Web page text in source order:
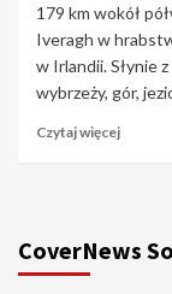
179 km wokół
Iveragh w
w Irlandii. Słynie
wybrzeży, gór,
Czytaj więcej
CoverNews